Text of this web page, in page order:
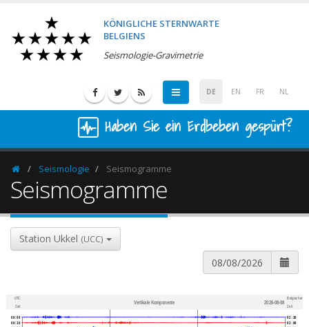
KÖNIGLICHE STERNWARTE
BELGIENS
Seismologie-Gravimetrie
DE EN FR NL
Haben Sie ein Erdbeben gespürt?
HomepageSeismologie Seismogramme
Seismogramme
Station Ukkel (UCC)
UTC
Zeit
Vertikale Komponente 2026-08-08
Belgischer
Zeit
00:00
00:30
02:30
03:00